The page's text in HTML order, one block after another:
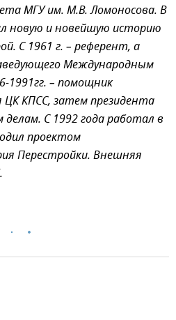
МГУ им. М.В. Ломоносова. В
новую и новейшую историю
С 1961 г. – референт, а
Международным
1991гг. – помощник
ЦК КПСС, затем президента
С 1992 года работал в
проектом
Перестройки. Внешняя